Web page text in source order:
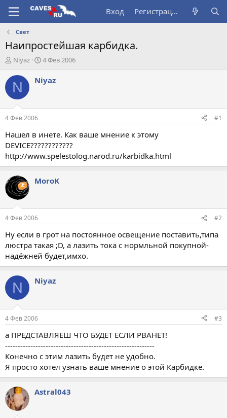
Вход Регистрация
Свет
Наипростейшая карбидка.
А
т
о
т
е
м
ы
Niyaz
Д
т
а
а
л
а
4 Фев 2006
N Niyaz
4 Фев 2006 #1
Нашел в инете. Как ваше мнение к этому
DEVICE????????????
http://www.spelestolog.narod.ru/karbidka.html
MoroK
4 Фев 2006 #2
Ну если в грот на постоянное освещение поставить,типа
люстра такая ;D, а лазить тока с нормльной покупной-
надёжней будет,имхо.
N Niyaz
4 Фев 2006 #3
а ПРЕДСТАВЛЯЕШ ЧТО БУДЕТ ЕСЛИ РВАНЕТ!
-----------------------------------------------------------
Конечно с этим лазить будет не удобно.
Я просто хотел узнать ваше мнение о этой Карбидке.
Astral043